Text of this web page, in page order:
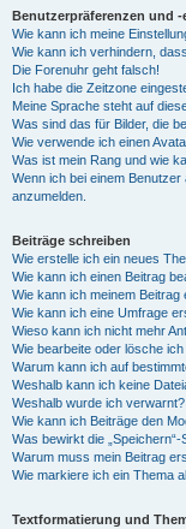
Benutzerpräferenzen und
Wie kann ich meine
Wie kann ich verhindern,
Die Forenuhr geht falsch!
Ich habe die Zeitzone
Meine Sprache steht auf
Was sind das für Bilder, die
Wie verwende ich einen
Was ist mein Rang und wie
Wenn ich bei einem
anzumelden.
Beiträge schreiben
Wie erstelle ich ein neues
Wie kann ich einen Beitrag
Wie kann ich meinem Beitrag
Wie kann ich eine Umfrage
Wieso kann ich nicht mehr
Wie bearbeite oder lösche
Warum kann ich auf
Weshalb kann ich keine
Weshalb wurde ich verwarnt?
Wie kann ich Beiträge den
Was bewirkt die
Warum muss mein Beitrag
Wie markiere ich ein Thema
Textformatierung und